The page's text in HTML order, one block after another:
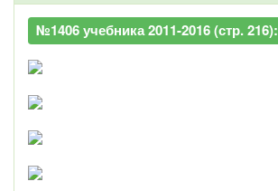
№1406 учебника 2011-2016 (стр. 216):